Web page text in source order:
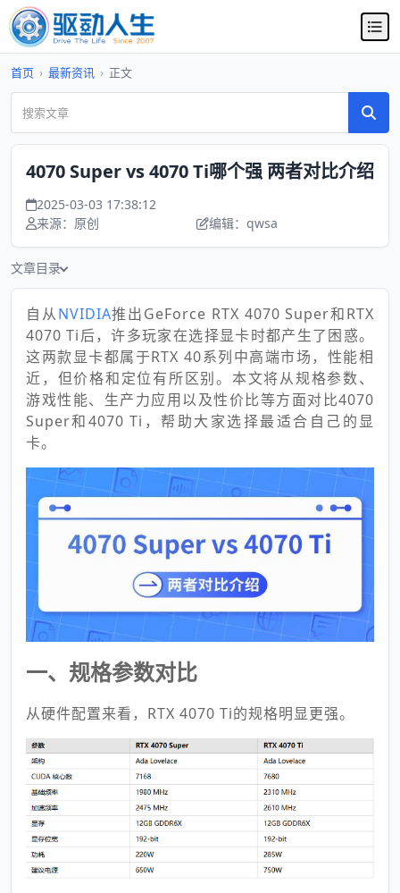
首页 › 最新资讯 › 正文
4070 Super vs 4070 Ti哪个强 两者对比介绍
2025-03-03 17:38:12
来源：原创
编辑：qwsa
文章目录
自从NVIDIA推出GeForce RTX 4070 Super和RTX
4070 Ti后，许多玩家在选择显卡时都产生了困惑。
这两款显卡都属于RTX 40系列中高端市场，性能相
近，但价格和定位有所区别。本文将从规格参数、
游戏性能、生产力应用以及性价比等方面对比4070
Super和4070 Ti，帮助大家选择最适合自己的显
卡。
一、规格参数对比
从硬件配置来看，RTX 4070 Ti的规格明显更强。